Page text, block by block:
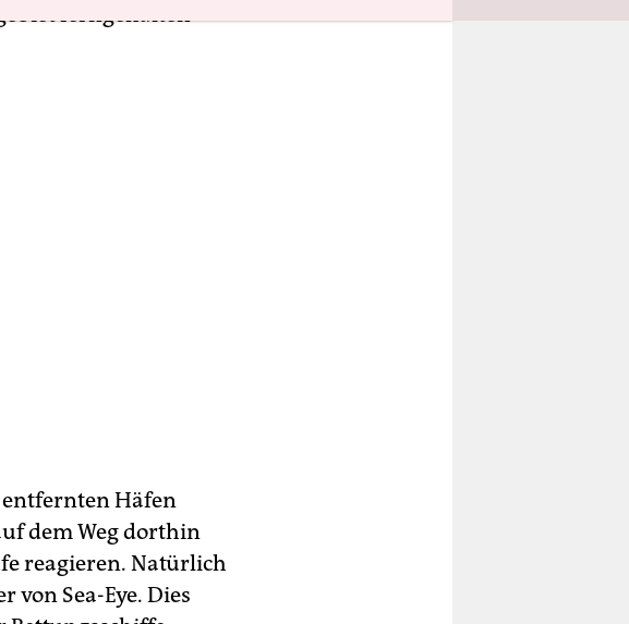
ferngehalten
Häfen
dem Weg dorthin
reagieren. Natürlich
von Sea-Eye. Dies